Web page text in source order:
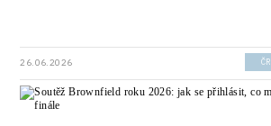
26.06.2026 ČR